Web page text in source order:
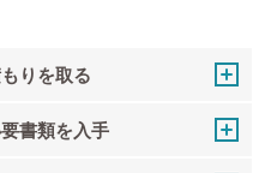
りを取る
書類を入手